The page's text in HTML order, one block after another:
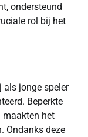
ondersteund
rol bij het
als jonge speler
Beperkte
maakten het
Ondanks deze